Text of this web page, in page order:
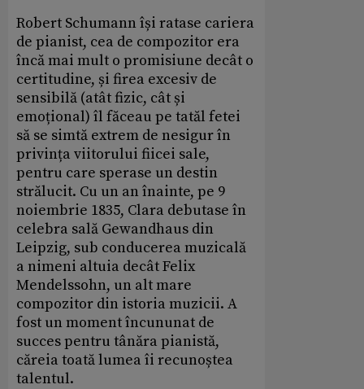
Robert Schumann își ratase cariera
de pianist, cea de compozitor era
încă mai mult o promisiune decât o
certitudine, și firea excesiv de
sensibilă (atât fizic, cât și
emoțional) îl făceau pe tatăl fetei
să se simtă extrem de nesigur în
privința viitorului fiicei sale,
pentru care sperase un destin
strălucit. Cu un an înainte, pe 9
noiembrie 1835, Clara debutase în
celebra sală Gewandhaus din
Leipzig, sub conducerea muzicală
a nimeni altuia decât Felix
Mendelssohn, un alt mare
compozitor din istoria muzicii. A
fost un moment încununat de
succes pentru tânăra pianistă,
căreia toată lumea îi recunoștea
talentul.